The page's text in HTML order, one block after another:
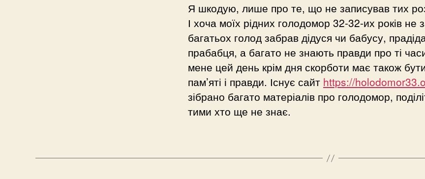
Я шкодую, лише про те, що не записував тих
І хоча моїх рідних голодомор 32-32-их років не
багатьох голод забрав дідуся чи бабусу,
прабабця, а багато не знають правди про ті
мене цей день крім дня скорботи має також
пам’яті і правди. Існує сайт https://
зібрано багато матеріалів про голодомор,
тими хто ще не знає.